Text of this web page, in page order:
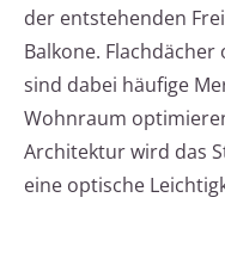
der entstehenden
Balkone.
sind dabei häufige
Wohnraum
Architektur wird das
eine optische